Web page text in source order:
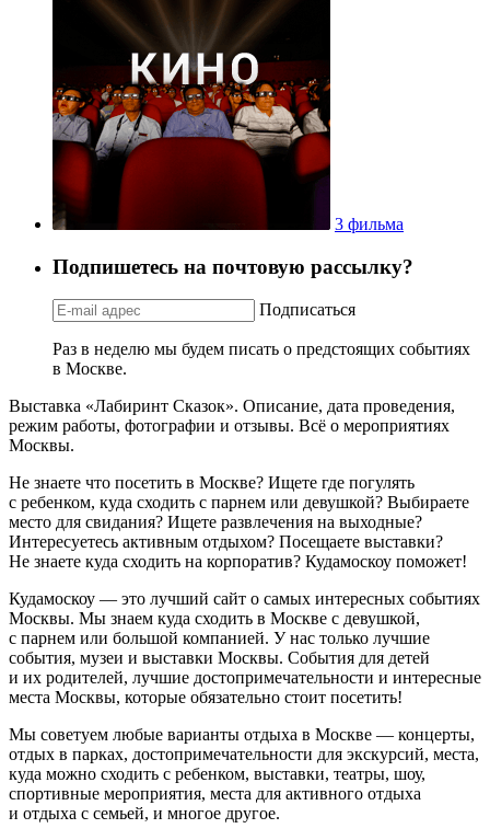
3 фильма
Подпишетесь на почтовую рассылку?
Подписаться
Раз в неделю мы будем писать о предстоящих событиях
в Москве.
Выставка «Лабиринт Сказок». Описание, дата проведения,
режим работы, фотографии и отзывы. Всё о мероприятиях
Москвы.
Не знаете что посетить в Москве? Ищете где погулять
с ребенком, куда сходить с парнем или девушкой? Выбираете
место для свидания? Ищете развлечения на выходные?
Интересуетесь активным отдыхом? Посещаете выставки?
Не знаете куда сходить на корпоратив? Кудамоскоу поможет!
Кудамоскоу — это лучший сайт о самых интересных событиях
Москвы. Мы знаем куда сходить в Москве с девушкой,
с парнем или большой компанией. У нас только лучшие
события, музеи и выставки Москвы. События для детей
и их родителей, лучшие достопримечательности и интересные
места Москвы, которые обязательно стоит посетить!
Мы советуем любые варианты отдыха в Москве — концерты,
отдых в парках, достопримечательности для экскурсий, места,
куда можно сходить с ребенком, выставки, театры, шоу,
спортивные мероприятия, места для активного отдыха
и отдыха с семьей, и многое другое.